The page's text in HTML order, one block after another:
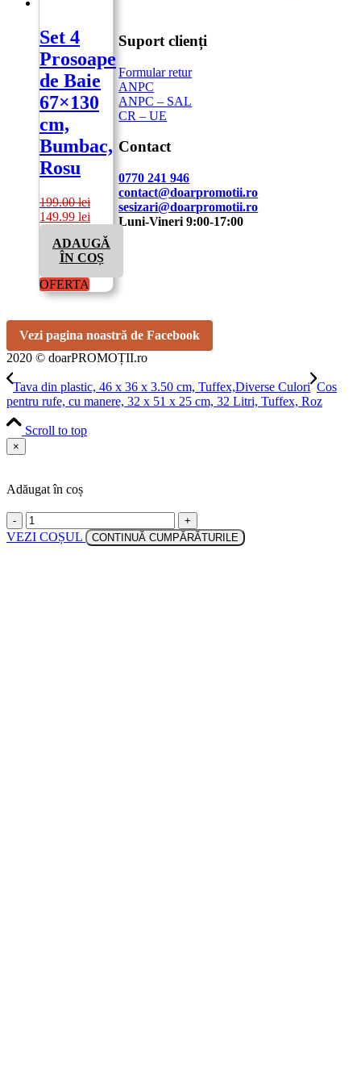
Set 4
Prosoape
de Baie
67×130
cm,
Bumbac,
Rosu
199.00lei
Prețul
inițial
fost:
199.00 lei.
149.99 lei Prețul
este:
149.99 lei.
ADAUGĂ
ÎN COȘ
OFERTA
Suport clienți
Formular retur
ANPC
ANPC – SAL
CR – UE
Contact
0770 241 946
contact@doarpromotii.ro
sesizari@doarpromotii.ro
Luni-Vineri 9:00-17:00
Urmărește ofertele și noutățile noastre direct
Vezi pagina noastră de Facebook
2020 © doarPROMOȚII.ro
Tava din plastic, 46 x 36 x 3.50 cm, Tuffex,Diverse Culori Cos
pentru rufe, cu manere, 32 x 51 x 25 cm, 32 Litri, Tuffex, Roz
Scroll to top
×
Adăugat în coș
- +
VEZI COȘUL CONTINUĂ CUMPĂRĂTURILE